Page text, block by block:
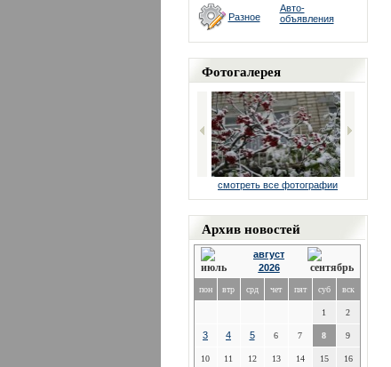
Разное
Авто-
объявления
Фотогалерея
смотреть все фотографии
Архив новостей
август
2026
пон втр срд чет пят суб вск
1 2
3 4 5 6 7 8 9
10 11 12 13 14 15 16